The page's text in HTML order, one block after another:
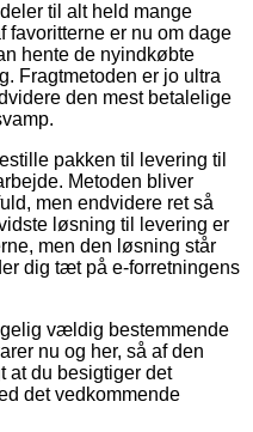
til alt held mange
favoritterne er nu om dage
hente de nyindkøbte
Fragtmetoden er jo ultra
den mest betalelige
pakken til levering til
Metoden bliver
men endvidere ret så
løsning til levering er
men den løsning står
dig tæt på e-forretningens
vældig bestemmende
nu og her, så af den
at du besigtiger det
det vedkommende